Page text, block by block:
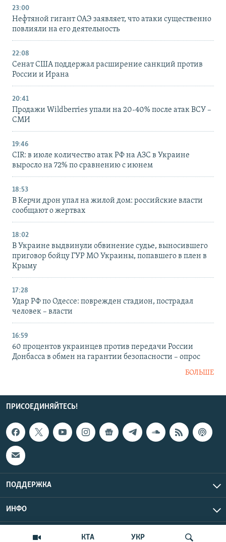
КТА УКР
23:00
Нефтяной гигант ОАЭ заявляет, что атаки существенно
повлияли на его деятельность
22:08
Сенат США поддержал расширение санкций против
России и Ирана
20:41
Продажи Wildberries упали на 20-40% после атак ВСУ –
СМИ
19:46
CIR: в июле количество атак РФ на АЗС в Украине
выросло на 72% по сравнению с июнем
18:53
В Керчи дрон упал на жилой дом: российские власти
сообщают о жертвах
18:02
В Украине выдвинули обвинение судье, выносившего
приговор бойцу ГУР МО Украины, попавшего в плен в
Крыму
17:28
Удар РФ по Одессе: поврежден стадион, пострадал
человек – власти
16:59
60 процентов украинцев против передачи России
Донбасса в обмен на гарантии безопасности – опрос
БОЛЬШЕ
ПРИСОЕДИНЯЙТЕСЬ!
ПОДДЕРЖКА
ИНФО
Copyright Крым.Реалии, 2026 | Все права защищены.
UTC+3